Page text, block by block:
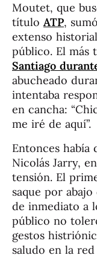
Moutet, que
título ATP,
extenso
público. El más
Santiago
abucheado
intentaba
en cancha:
me iré de aquí”.
Entonces
Nicolás Jarry,
tensión. El
saque por
de inmediato a
público no
gestos
saludo en la